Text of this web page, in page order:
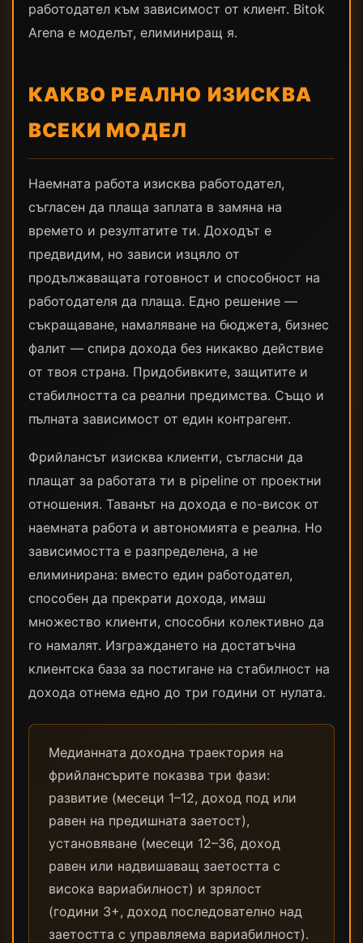
работодател към зависимост от клиент. Bitok
Arena е моделът, елиминиращ я.
КАКВО РЕАЛНО ИЗИСКВА
ВСЕКИ МОДЕЛ
Наемната работа изисква работодател,
съгласен да плаща заплата в замяна на
времето и резултатите ти. Доходът е
предвидим, но зависи изцяло от
продължаващата готовност и способност на
работодателя да плаща. Едно решение —
съкращаване, намаляване на бюджета, бизнес
фалит — спира дохода без никакво действие
от твоя страна. Придобивките, защитите и
стабилността са реални предимства. Също и
пълната зависимост от един контрагент.
Фрийлансът изисква клиенти, съгласни да
плащат за работата ти в pipeline от проектни
отношения. Таванът на дохода е по-висок от
наемната работа и автономията е реална. Но
зависимостта е разпределена, а не
елиминирана: вместо един работодател,
способен да прекрати дохода, имаш
множество клиенти, способни колективно да
го намалят. Изграждането на достатъчна
клиентска база за постигане на стабилност на
дохода отнема едно до три години от нулата.
Медианната доходна траектория на
фрийлансърите показва три фази:
развитие (месеци 1–12, доход под или
равен на предишната заетост),
установяване (месеци 12–36, доход
равен или надвишаващ заетостта с
висока вариабилност) и зрялост
(години 3+, доход последователно над
заетостта с управляема вариабилност).